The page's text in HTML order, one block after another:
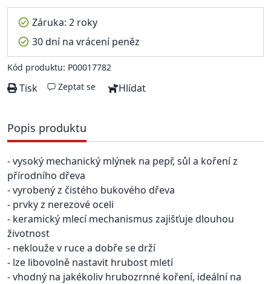
Záruka: 2 roky
30 dní na vrácení peněz
Kód produktu: P00017782
Tisk Zeptat se Hlídat
Popis produktu
- vysoký mechanický mlýnek na pepř, sůl a koření z
přírodního dřeva
- vyrobený z čistého bukového dřeva
- prvky z nerezové oceli
- keramický mlecí mechanismus zajišťuje dlouhou
životnost
- neklouže v ruce a dobře se drží
- lze libovolně nastavit hrubost mletí
- vhodný na jakékoliv hrubozrnné koření, ideální na